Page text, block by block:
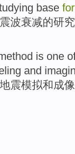
base for
波衰减的研究
is one
and
地震模拟和成像